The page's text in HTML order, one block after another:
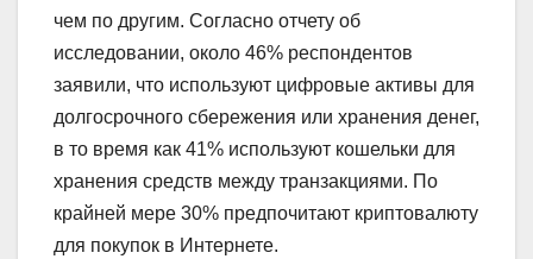
чем по другим. Согласно отчету об
исследовании, около 46% респондентов
заявили, что используют цифровые активы для
долгосрочного сбережения или хранения денег,
в то время как 41% используют кошельки для
хранения средств между транзакциями. По
крайней мере 30% предпочитают криптовалюту
для покупок в Интернете.